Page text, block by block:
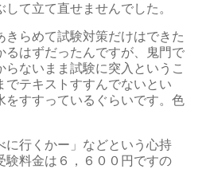
て立て直せませんでした。
らめて試験対策だけはできた
るはずだったんですが、鬼門で
らないまま試験に突入というこ
でテキストすすんでないとい
をすすっているぐらいです。色
に行くかー」などという心持
験料金は６，６００円ですの